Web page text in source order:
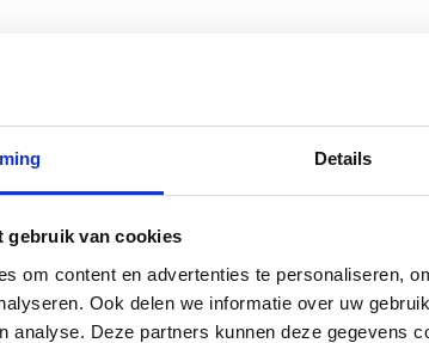
Details
gebruik van cookies
om content en advertenties te personaliseren,
Ook delen we informatie over uw
analyse. Deze partners kunnen deze gegevens